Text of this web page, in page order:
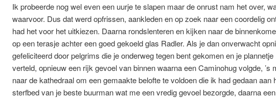
Ik probeerde nog wel even een uurje te slapen maar de onrust nam het over,
waarvoor. Dus dat werd opfrissen, aankleden en op zoek naar een coordelig
had het voor het uitkiezen. Daarna rondslenteren en kijken naar de
op een terasje achter een goed gekoeld glas Radler. Als je dan onverwacht
gefeliciteerd door pelgrims die je onderweg tegen bent gekomen en je plannetje
verteld, opnieuw een rijk gevoel van binnen waarna een Caminohug volgde, ’s
naar de kathedraal om een gemaakte belofte te voldoen die ik had gedaan aan
sterfbed van je beste buurman wat me een vredig gevoel bezorgde, daarna